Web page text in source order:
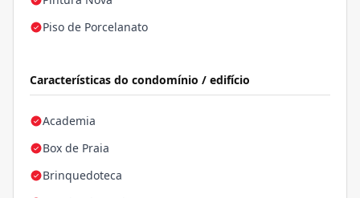
Piso de Porcelanato
Características do condomínio / edifício
Academia
Box de Praia
Brinquedoteca